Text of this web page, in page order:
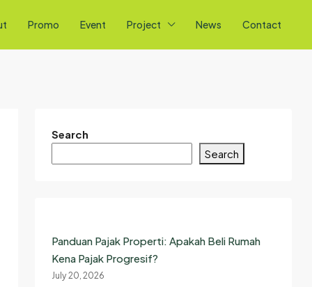
Promo Event Project News Contact
Search
Search
Panduan Pajak Properti: Apakah Beli Rumah
Kena Pajak Progresif?
July 20, 2026